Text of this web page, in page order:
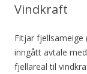
Vindkraft
Fitjar fjellsameige
inngått avtale
fjellareal til